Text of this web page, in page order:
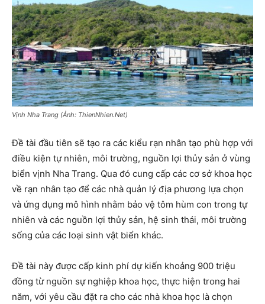
Vịnh Nha Trang (Ảnh: ThienNhien.Net)
Đề tài đầu tiên sẽ tạo ra các kiểu rạn nhân tạo phù hợp với
điều kiện tự nhiên, môi trường, nguồn lợi thủy sản ở vùng
biển vịnh Nha Trang. Qua đó cung cấp các cơ sở khoa học
về rạn nhân tạo để các nhà quản lý địa phương lựa chọn
và ứng dụng mô hình nhằm bảo vệ tôm hùm con trong tự
nhiên và các nguồn lợi thủy sản, hệ sinh thái, môi trường
sống của các loại sinh vật biển khác.
Đề tài này được cấp kinh phí dự kiến khoảng 900 triệu
đồng từ nguồn sự nghiệp khoa học, thực hiện trong hai
năm, với yêu cầu đặt ra cho các nhà khoa học là chọn